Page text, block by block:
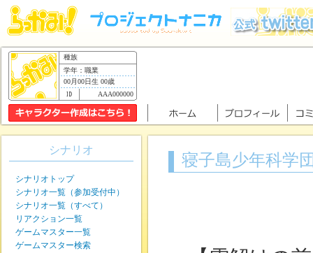
種族
学年：職業
00月00日生 00歳
AAA000000
寝子島少年科学
シナリオ
シナリオトップ
シナリオ一覧（参加受付中）
シナリオ一覧（すべて）
リアクション一覧
ゲームマスター一覧
ゲームマスター検索